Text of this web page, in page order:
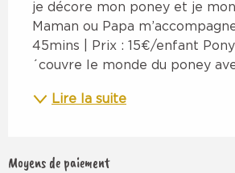
je décore mon poney et je
Maman ou Papa
45mins | Prix : 15€/enfant
´couvre le monde du poney
Lire la suite
Moyens de paiement